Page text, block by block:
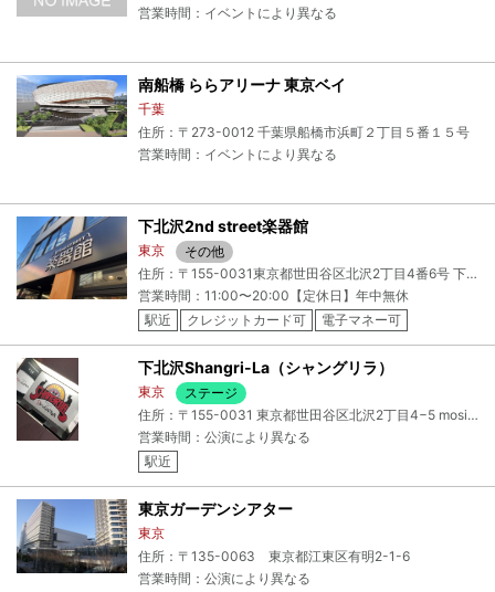
営業時間：イベントにより異なる
南船橋 ららアリーナ 東京ベイ
千葉
住所：〒273-0012 千葉県船橋市浜町２丁目５番１５号
営業時間：イベントにより異なる
下北沢2nd street楽器館
東京
その他
住所：〒155-0031東京都世田谷区北沢2丁目4番6号 下北沢アイ・エス・アイビル1F
営業時間：11:00〜20:00【定休日】年中無休
駅近
クレジットカード可 電子マネー可
下北沢Shangri-La（シャングリラ）
東京
ステージ
住所：〒155-0031 東京都世田谷区北沢2丁目4−5 mosia B1
営業時間：公演により異なる
駅近
東京ガーデンシアター
東京
住所：〒135-0063 東京都江東区有明2-1-6
営業時間：公演により異なる